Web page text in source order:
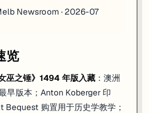
Newsroom · 2026-07
览
巫之锤》1494 年版入藏 ：澳洲
早版本；Anton Koberger 印
Bequest 购置用于历史学教学；